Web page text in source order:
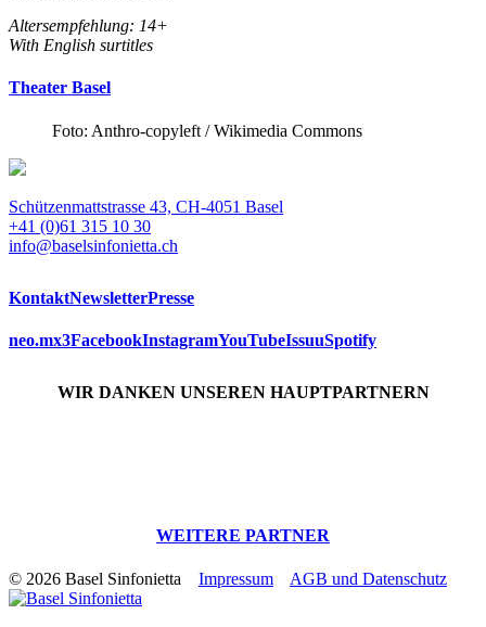
Altersempfehlung: 14+
With English surtitles
Theater Basel
Foto: Anthro-copyleft / Wikimedia Commons
Schützenmattstrasse 43, CH-4051 Basel
+41 (0)61 315 10 30
info@baselsinfonietta.ch
KontaktNewsletterPresse
neo.mx3FacebookInstagramYouTubeIssuuSpotify
WIR DANKEN UNSEREN HAUPTPARTNERN
WEITERE PARTNER
© 2026 Basel Sinfonietta Impressum AGB und Datenschutz